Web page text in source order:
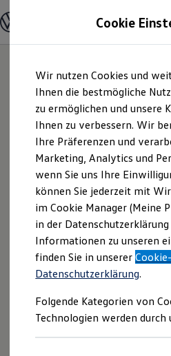
Hauptinhalt
springen
Footer
springen
Modelle und Konfigurator
Konfigurator
Modelle vergleichen
Elektroautos
ENERGY Sondermodelle
Nutzfahrzeuge
SUV und CUV
Familienautos
Kombis
Kompaktwagen
Sportwagen
Schnell verfügbare Fahrzeuge
Angebote und Produkte
Aktuelle Angebote
E-Auto-Förderung
Volkswagen Marktplatz
Die ENERGY
Junge
Volkswagen
Elektromobilität
Saisonangebote
Reifenpakete
Leasing
Leasing-Angebote
7Der Polo
Zeitlich limitierte
Cookie
Wir nutzen Cookies und
Ihnen die bestmögliche
zu ermöglichen und unsere
Ihnen zu verbessern. Wir
Ihre Präferenzen und
Marketing, Analytics und
wenn Sie uns Ihre
können Sie jederzeit mit
im Cookie Manager (Meine
in der
Informationen zu unseren
finden Sie in unserer
Datenschutzerklärung.
Folgende Kategorien von
Technologien werden durch